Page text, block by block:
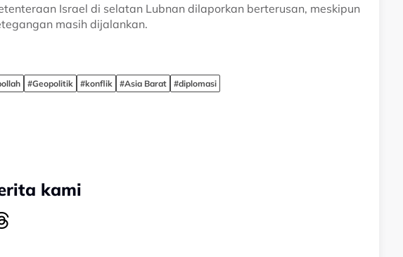
Israel di selatan Lubnan dilaporkan berterusan, meskipun
masih dijalankan.
#Geopolitik #konflik #Asia Barat #diplomasi
kami